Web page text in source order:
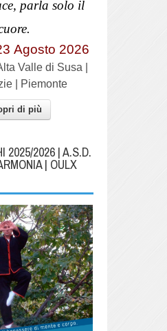
parla solo il
Agosto 2026
Valle di Susa |
| Piemonte
di più
| OULX